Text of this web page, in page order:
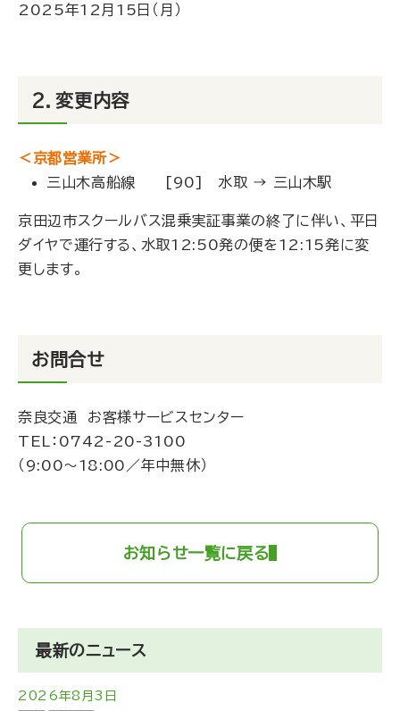
2025年12月15日（月）
2．変更内容
＜京都営業所＞
三山木高船線 [90] 水取 → 三山木駅
京田辺市スクールバス混乗実証事業の終了に伴い、平日
ダイヤで運行する、水取12:50発の便を12:15発に変
更します。
お問合せ
奈良交通 お客様サービスセンター
TEL： 0742-20-3100
（9:00～18:00／年中無休）
お知らせ一覧に戻る
最新のニュース
2026年8月3日